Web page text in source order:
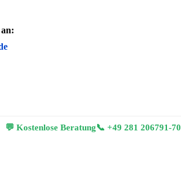
💬 Kostenlose Beratung📞 +49 281 206791-70